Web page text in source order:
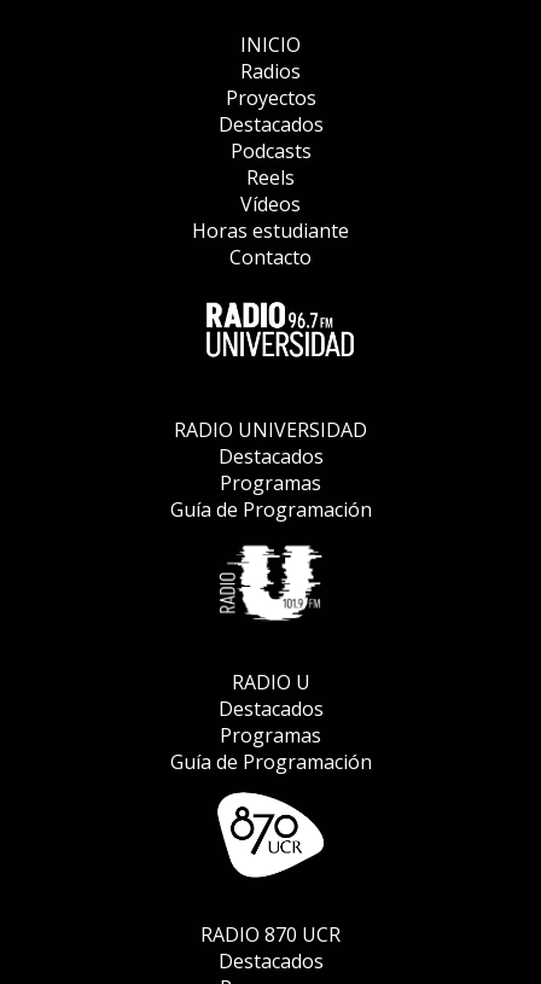
INICIO
Radios
Proyectos
Destacados
Podcasts
Reels
Vídeos
Horas estudiante
Contacto
RADIO UNIVERSIDAD
Destacados
Programas
Guía de Programación
RADIO U
Destacados
Programas
Guía de Programación
RADIO 870 UCR
Destacados